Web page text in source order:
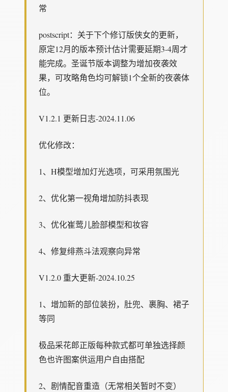
常
postscript：关于下个修订版侠女的更新，
原定12月的版本预计估计需要延期3-4周才
能完成。圣诞节版本调整为增加夜袭效
果，可攻略角色均可解锁1个全新的夜袭体
位。
V1.2.1 更新日志-2024.11.06
优化修改：
1、H模型增加灯光选项，可采用氛围光
2、优化第一视角增加防抖表现
3、优化崔莺儿脸部模型和妆容
4、修复绯燕斗法观察向异常
V1.2.0 重大更新-2024.10.25
1、增加新的部位装扮，肚兜、裹胸、裙子
等同
极品采花郎正版每种款式都可单独选择颜
色也许图案供运用户自由搭配
2、剧情配音重造（无常相关暂时不变）